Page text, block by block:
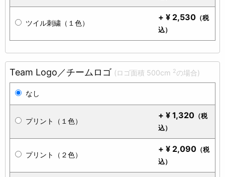
ツイル刺繍（１色）
+ ¥ 2,530 （税
込）
Team Logo／チームロゴ (ロゴ面積 500cm 2の場合)
なし
プリント（１色）
+ ¥ 1,320 （税
込）
プリント（２色）
+ ¥ 2,090 （税
込）